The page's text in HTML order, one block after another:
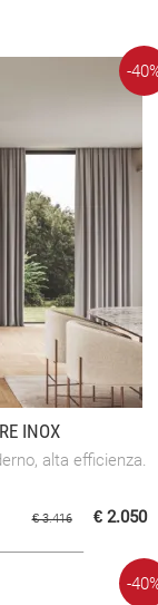
INOX
alta efficienza.
-
€ 3.416 € 2.050
-